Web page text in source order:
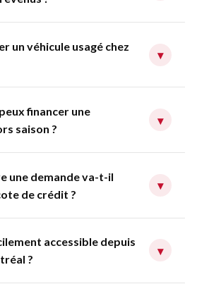
un véhicule usagé chez
▾
financer une
saison ?
▾
une demande va-t-il
de crédit ?
▾
accessible depuis
?
▾